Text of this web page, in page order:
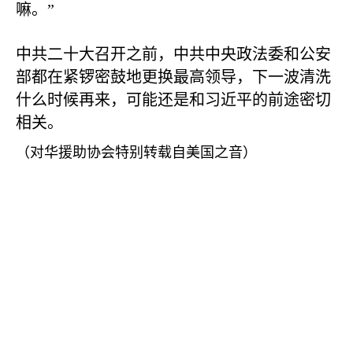
嘛。”
中共二十大召开之前，中共中央政法委和公安
部都在紧锣密鼓地更换最高领导，下一波清洗
什么时候再来，可能还是和习近平的前途密切
相关。
（对华援助协会特别转载自美国之音）